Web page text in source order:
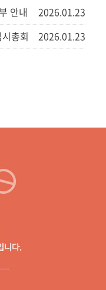
2026.01.23
안내
2026.01.23
총회